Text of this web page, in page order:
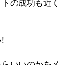
の成功も近く
!